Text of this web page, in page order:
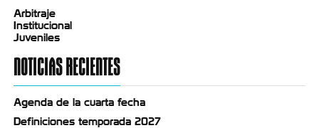
Arbitraje
Institucional
Juveniles
NOTICIAS RECIENTES
Agenda de la cuarta fecha
Definiciones temporada 2027